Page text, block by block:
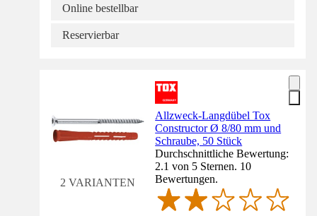
Online bestellbar
Reservierbar
2 VARIANTEN
Allzweck-Langdübel Tox
Constructor Ø 8/80 mm und
Schraube, 50 Stück
Durchschnittliche Bewertung:
2.1 von 5 Sternen. 10
Bewertungen.